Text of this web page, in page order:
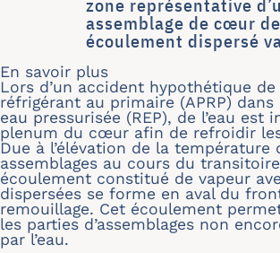
zone représentative
assemblage de cœur
écoulement dispersé
En savoir plus
Lors d’un accident hypothétique de
réfrigérant au primaire (APRP)
eau pressurisée (REP), de l’eau est
plenum du cœur afin de refroidir
Due à l’élévation de la température
assemblages au cours du
écoulement constitué de vapeur
dispersées se forme en aval du
remouillage. Cet écoulement
les parties d’assemblages non
par l’eau.